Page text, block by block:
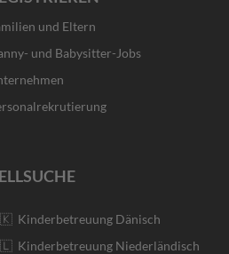
und Eltern
und Babysitter-Jobs
Kinderbetreuung Dänisch
Kinderbetreuung Niederländisch